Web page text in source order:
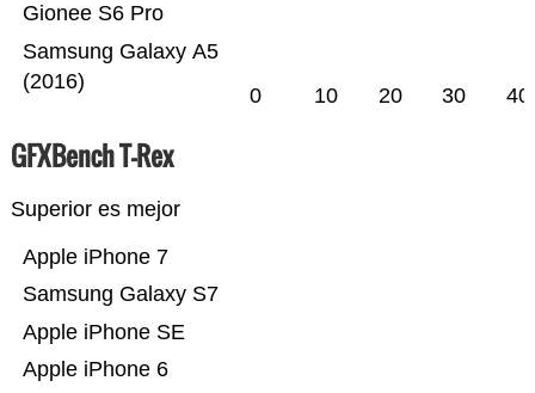
Samsung Galaxy A5
(2016)
Gionee S6 Pro
0 10 20 30 40
GFXBench T-Rex
Superior es mejor
Apple iPhone 6
Apple iPhone SE
Samsung Galaxy S7
Apple iPhone 7